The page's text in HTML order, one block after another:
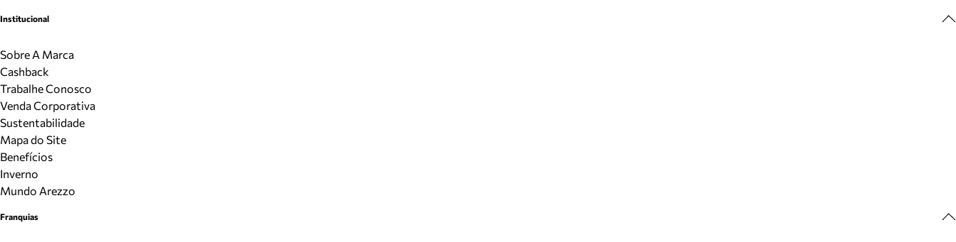
Institucional
Sobre A Marca
Cashback
Trabalhe Conosco
Venda Corporativa
Sustentabilidade
Mapa do Site
Benefícios
Inverno
Mundo Arezzo
Franquias